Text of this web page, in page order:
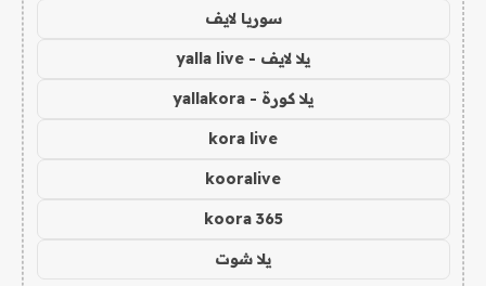
سوريا لايف
يلا لايف - yalla live
يلا كورة - yallakora
kora live
kooralive
koora 365
يلا شوت